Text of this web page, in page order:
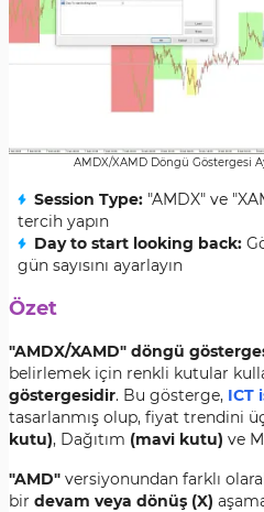
AMDX/XAMD Döngü Göstergesi
Session Type: "AMDX" ve
tercih yapın
Day to start looking back:
gün sayısını ayarlayın
Özet
"AMDX/XAMD" döngü
belirlemek için renkli kutular
göstergesidir. Bu gösterge, ICT
tasarlanmış olup, fiyat trendini
kutu), Dağıtım (mavi kutu) ve
"AMD" versiyonundan farklı
bir devam veya dönüş (X)